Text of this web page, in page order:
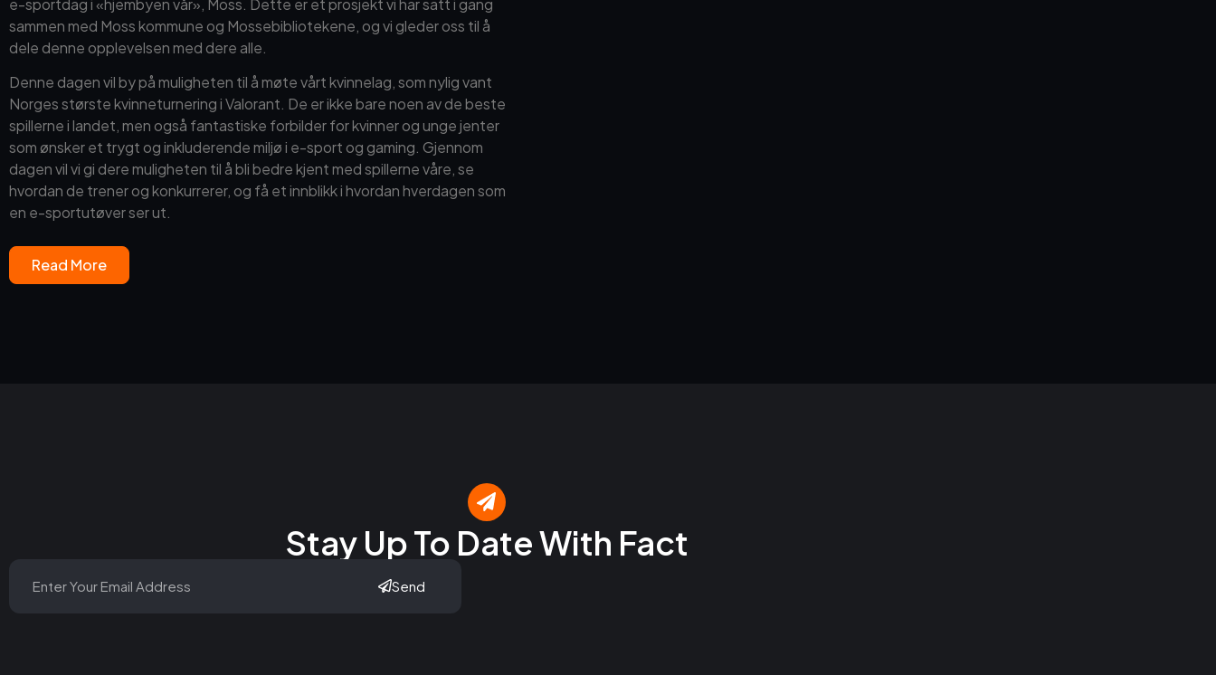
e-sportdag i «hjembyen vår», Moss. Dette er et prosjekt vi har satt i gang
sammen med Moss kommune og Mossebibliotekene, og vi gleder oss til å
dele denne opplevelsen med dere alle.
Denne dagen vil by på muligheten til å møte vårt kvinnelag, som nylig vant
Norges største kvinneturnering i Valorant. De er ikke bare noen av de beste
spillerne i landet, men også fantastiske forbilder for kvinner og unge jenter
som ønsker et trygt og inkluderende miljø i e-sport og gaming. Gjennom
dagen vil vi gi dere muligheten til å bli bedre kjent med spillerne våre, se
hvordan de trener og konkurrerer, og få et innblikk i hvordan hverdagen som
en e-sportutøver ser ut.
Read More
Stay Up To Date With Fact
Send